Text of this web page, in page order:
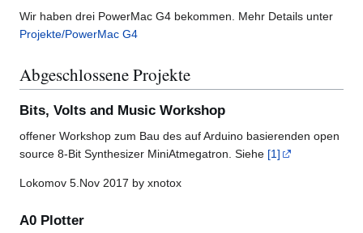
Wir haben drei PowerMac G4 bekommen. Mehr Details unter
Projekte/PowerMac G4
Abgeschlossene Projekte
Bits, Volts and Music Workshop
offener Workshop zum Bau des auf Arduino basierenden open
source 8-Bit Synthesizer MiniAtmegatron. Siehe [1]
Lokomov 5.Nov 2017 by xnotox
A0 Plotter